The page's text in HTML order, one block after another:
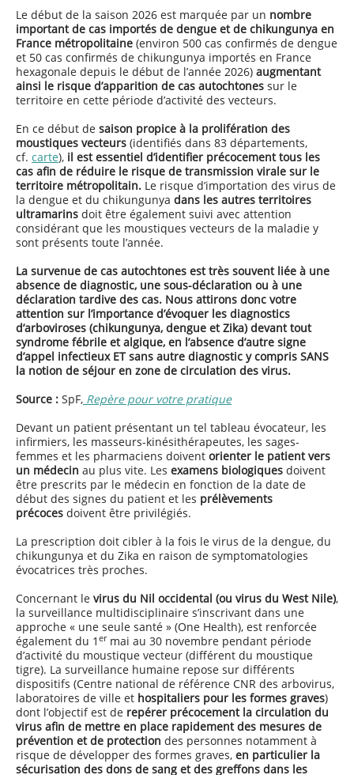
Le début de la saison 2026 est marquée par un nombre
important de cas importés de dengue et de chikungunya en
France métropolitaine (environ 500 cas confirmés de dengue
et 50 cas confirmés de chikungunya importés en France
hexagonale depuis le début de l’année 2026) augmentant
ainsi le risque d’apparition de cas autochtones sur le
territoire en cette période d’activité des vecteurs.
En ce début de saison propice à la prolifération des
moustiques vecteurs (identifiés dans 83 départements,
cf. carte), il est essentiel d’identifier précocement tous les
cas afin de réduire le risque de transmission virale sur le
territoire métropolitain. Le risque d’importation des virus de
la dengue et du chikungunya dans les autres territoires
ultramarins doit être également suivi avec attention
considérant que les moustiques vecteurs de la maladie y
sont présents toute l’année.
La survenue de cas autochtones est très souvent liée à une
absence de diagnostic, une sous-déclaration ou à une
déclaration tardive des cas. Nous attirons donc votre
attention sur l’importance d’évoquer les diagnostics
d’arboviroses (chikungunya, dengue et Zika) devant tout
syndrome fébrile et algique, en l’absence d’autre signe
d’appel infectieux ET sans autre diagnostic y compris SANS
la notion de séjour en zone de circulation des virus.
Source : SpF, Repère pour votre pratique
Devant un patient présentant un tel tableau évocateur, les
infirmiers, les masseurs-kinésithérapeutes, les sages-
femmes et les pharmaciens doivent orienter le patient vers
un médecin au plus vite. Les examens biologiques doivent
être prescrits par le médecin en fonction de la date de
début des signes du patient et les prélèvements
précoces doivent être privilégiés.
La prescription doit cibler à la fois le virus de la dengue, du
chikungunya et du Zika en raison de symptomatologies
évocatrices très proches.
Concernant le virus du Nil occidental (ou virus du West Nile),
la surveillance multidisciplinaire s’inscrivant dans une
approche « une seule santé » (One Health), est renforcée
également du 1 ermai au 30 novembre pendant période
d’activité du moustique vecteur (différent du moustique
tigre). La surveillance humaine repose sur différents
dispositifs (Centre national de référence CNR des arbovirus,
laboratoires de ville et hospitaliers pour les formes graves)
dont l’objectif est de repérer précocement la circulation du
virus afin de mettre en place rapidement des mesures de
prévention et de protection des personnes notamment à
risque de développer des formes graves, en particulier la
sécurisation des dons de sang et des greffons dans les